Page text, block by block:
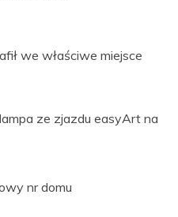
we właściwe miejsce
ze zjazdu easyArt na
nr domu